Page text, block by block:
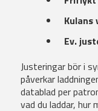
Kulans
Ev.
Justeringar bör i
påverkar
datablad per
vad du laddar, hur